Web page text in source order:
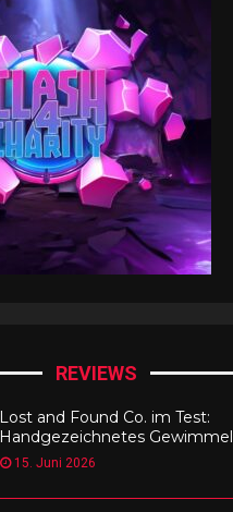
REVIEWS
Lost and Found Co. im Test:
Handgezeichnetes Gewimmel
15. Juni 2026